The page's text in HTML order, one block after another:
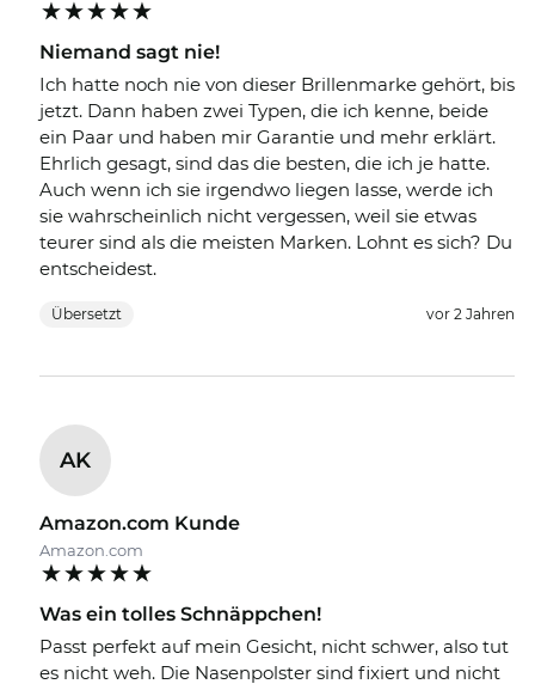
Niemand sagt nie!
Ich hatte noch nie von dieser Brillenmarke gehört, bis
jetzt. Dann haben zwei Typen, die ich kenne, beide
ein Paar und haben mir Garantie und mehr erklärt.
Ehrlich gesagt, sind das die besten, die ich je hatte.
Auch wenn ich sie irgendwo liegen lasse, werde ich
sie wahrscheinlich nicht vergessen, weil sie etwas
teurer sind als die meisten Marken. Lohnt es sich? Du
entscheidest.
Übersetzt vor 2 Jahren
AK
Amazon.com Kunde
Amazon.com
Was ein tolles Schnäppchen!
Passt perfekt auf mein Gesicht, nicht schwer, also tut
es nicht weh. Die Nasenpolster sind fixiert und nicht